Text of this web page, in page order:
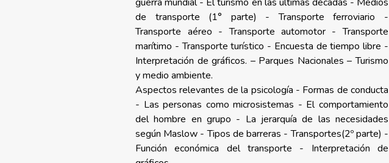
de transporte (1° parte) - Transporte ferroviario -
Transporte aéreo - Transporte automotor - Transporte
marítimo - Transporte turístico - Encuesta de tiempo libre -
Interpretación de gráficos. – Parques Nacionales – Turismo
y medio ambiente.
Aspectos relevantes de la psicología - Formas de conducta
- Las personas como microsistemas - El comportamiento
del hombre en grupo - La jerarquía de las necesidades
según Maslow - Tipos de barreras - Transportes(2º parte) -
Función económica del transporte - Interpretación de